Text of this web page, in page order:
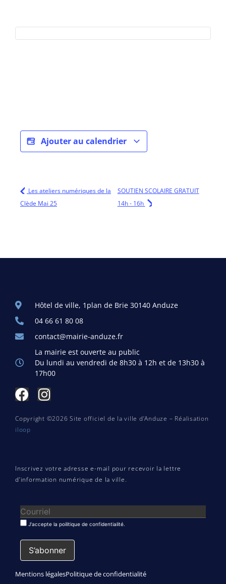
Ajouter au calendrier
Les ateliers numériques de la
Clède Mai 25
SOUTIEN SCOLAIRE GRATUIT
14h - 16h
Hôtel de ville, 1plan de Brie 30140 Anduze
04 66 61 80 08
contact@mairie-anduze.fr
La mairie est ouverte au public
Du lundi au vendredi de 8h30 à 12h et de 13h30 à
17h00
Copyright ©2026 Site officiel de la ville d’Anduze – Réalisation
iloop
Inscrivez votre adresse e-mail pour recevoir la lettre
d’information numérique de la ville.
J'accepte la poilitique de confidentialité.
Mentions légalesPolitique de confidentialité